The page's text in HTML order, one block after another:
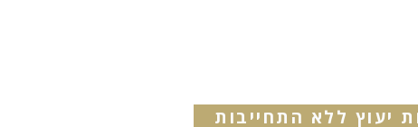
יעוץ ללא התחייבות